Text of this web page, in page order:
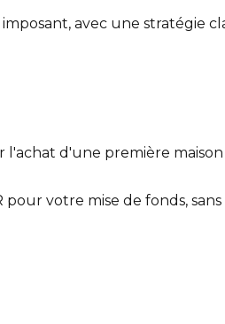
avec une stratégie
l'achat d'une première
votre mise de fonds,